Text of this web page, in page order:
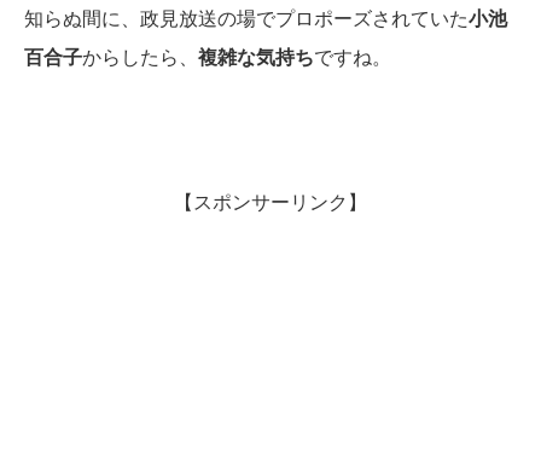
知らぬ間に、政見放送の場でプロポーズされていた小池
百合子からしたら、 複雑な気持ちですね。
【スポンサーリンク】